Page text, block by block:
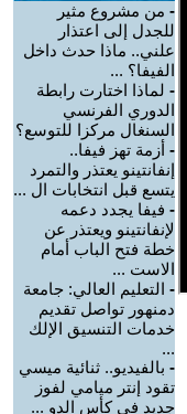
- من مشروع مثير
للجدل إلى اعتذار
علني.. ماذا حدث داخل
الفيفا؟ ...
- لماذا اختارت رابطة
الدوري الفرنسي
السنغال مركزا للتوسع؟
- أزمة تهز فيفا..
إنفانتينو يعتذر والتمرد
يتسع قبل انتخابات ال ...
- فيفا يجدد دعمه
لإنفانتينو ويعتذر عن
خطة فتح الباب أمام
الاست ...
- التعليم العالي: جامعة
دمنهور تواصل تقديم
خدمات التنسيق الإلك
...
- بالفيديو.. ثنائية ميسي
تقود إنتر ميامي لفوز
جديد في كأس الدو ...